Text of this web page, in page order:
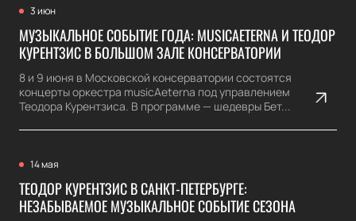
3 июн
МУЗЫКАЛЬНОЕ СОБЫТИЕ ГОДА: MUSICAETERNA И ТЕОДОР
КУРЕНТЗИС В БОЛЬШОМ ЗАЛЕ КОНСЕРВАТОРИИ
8 и 9 июня в Московской консерватории состоятся
концерты оркестра musicAeterna под управлением
Теодора Курентзиса. В программе — шедевры Бет...
14 мая
ТЕОДОР КУРЕНТЗИС В САНКТ-ПЕТЕРБУРГЕ:
НЕЗАБЫВАЕМОЕ МУЗЫКАЛЬНОЕ СОБЫТИЕ СЕЗОНА